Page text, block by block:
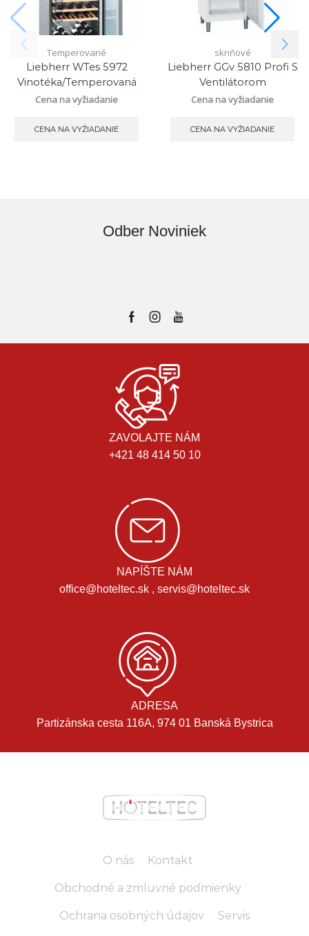
Temperované
Liebherr WTes 5972
Vinotéka/temperovaná
Cena na vyžiadanie
CENA NA VYŽIADANIE
skriňové
Liebherr GGv 5810 Profi S
Ventilátorom
Cena na vyžiadanie
CENA NA VYŽIADANIE
Odber Noviniek
ZAVOLAJTE NÁM
+421 48 414 50 10
NAPÍŠTE NÁM
office@hoteltec.sk , servis@hoteltec.sk
ADRESA
Partizánska cesta 116A, 974 01 Banská Bystrica
O nás Kontakt
Obchodné a zmluvné podmienky
Ochrana osobných údajov Servis